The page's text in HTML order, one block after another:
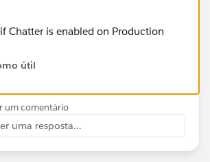
útil
um comentário
uma resposta...